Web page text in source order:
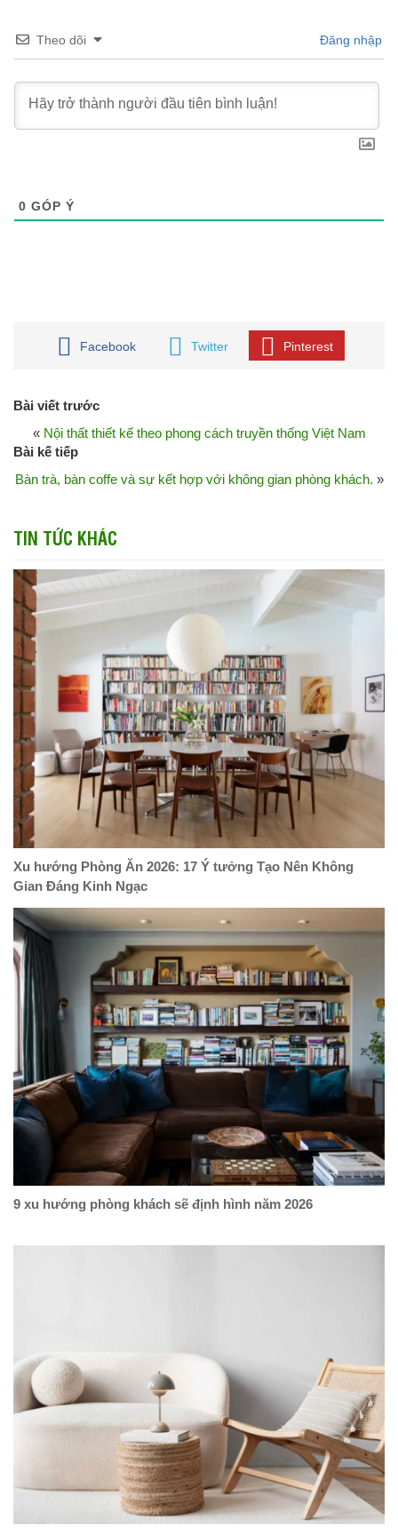
Theo dõi Đăng nhập
0 GÓP Ý
Facebook Twitter Pinterest
Bài viết trước
« Nội thất thiết kế theo phong cách truyền thống Việt Nam
Bài kế tiếp
Bàn trà, bàn coffe và sự kết hợp với không gian phòng khách. »
TIN TỨC KHÁC
Xu hướng Phòng Ăn 2026: 17 Ý tưởng Tạo Nên Không
Gian Đáng Kinh Ngạc
9 xu hướng phòng khách sẽ định hình năm 2026